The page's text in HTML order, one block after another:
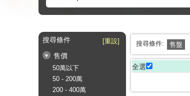
搜尋條件 [重設]
售價
50萬以下
50 - 200萬
200 - 400萬
搜尋條件: 售盤
全選